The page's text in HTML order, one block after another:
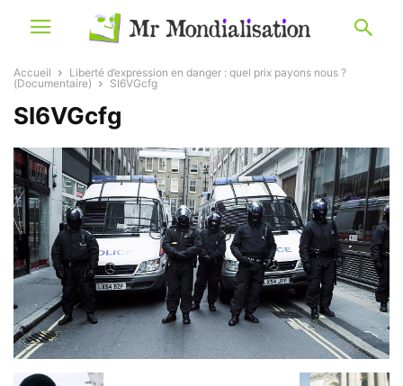
Accueil
Liberté d’expression en danger : quel prix payons nous ?
(Documentaire)
SI6VGcfg
SI6VGcfg